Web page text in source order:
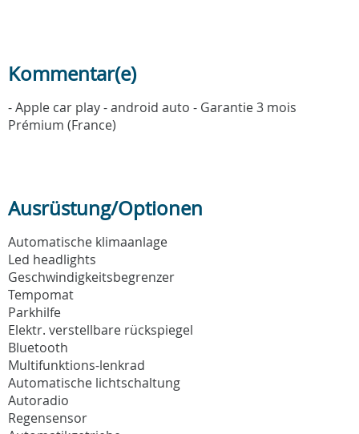
Kommentar(e)
- Apple car play - android auto - Garantie 3 mois
Prémium (France)
Ausrüstung/Optionen
Automatische klimaanlage
Led headlights
Geschwindigkeitsbegrenzer
Tempomat
Parkhilfe
Elektr. verstellbare rückspiegel
Bluetooth
Multifunktions-lenkrad
Automatische lichtschaltung
Autoradio
Regensensor